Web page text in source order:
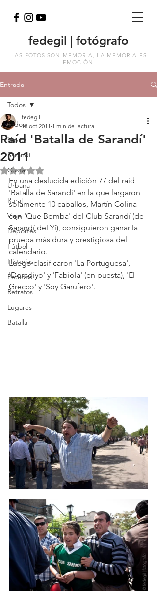
fedegil | fotógrafo
LAS FOTOS SON MEMORIA, LA MEMORIA ES
EMOCIÓN.
Entrada
Todos
Hípica
Sarandí
Costa
Urbana
Rural
Viaje
Deportes
Fútbol
Historias
Pedidos
Retratos
Lugares
Batalla
Todos
Raíd 'Batalla de Sarandí'
2011
fedegil
18 oct 2011 1 min de lectura
Obtuvo NaN de 5 estrellas.
En una deslucida edición 77 del raíd
'Batalla de Sarandí' en la que largaron
solamente 10 caballos, Martín Colina
con 'Que Bomba' del Club Sarandí (de
Sarandí del Yí), consiguieron ganar la
prueba más dura y prestigiosa del
calendario.
Luego clasificaron 'La Portuguesa',
'Doradiyo' y 'Fabiola' (en puesta), 'El
Grecco' y 'Soy Garufero'.